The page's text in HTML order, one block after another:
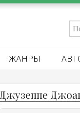
ЖАНРЫ
Джузеппе